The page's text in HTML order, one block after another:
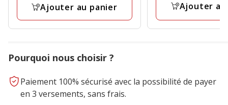
Ajouter au panier Ajouter
Pourquoi nous choisir ?
Paiement 100% sécurisé avec la possibilité de payer
en 3 versements, sans frais.